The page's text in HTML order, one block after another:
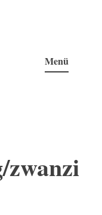
Menü
zwanzi